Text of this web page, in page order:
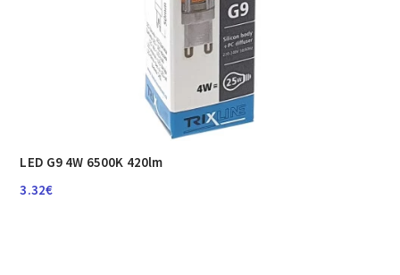
LED G9 4W 6500K 420lm
3.32€